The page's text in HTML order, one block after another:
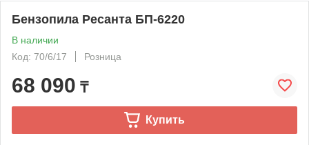
Бензопила Ресанта БП-6220
В наличии
Код: 70/6/17
Розница
68 090 ₸
Купить